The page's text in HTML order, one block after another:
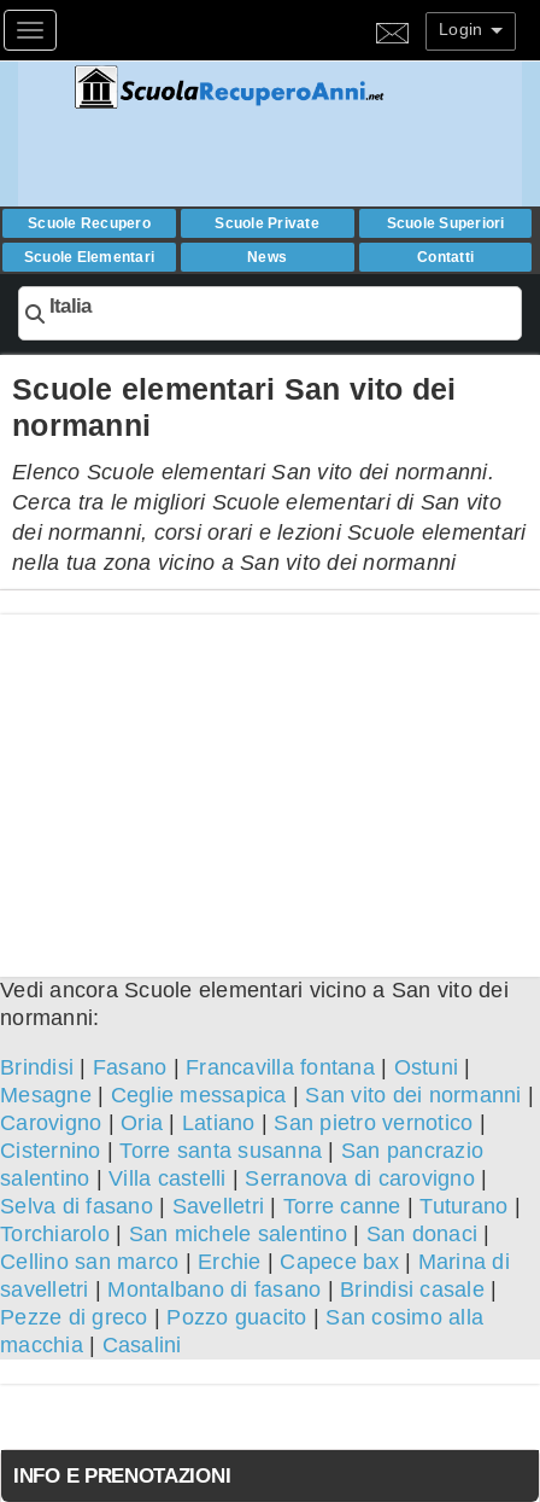
Toggle navigation Login
Scuole Recupero Scuole Private
Scuole Superiori
Scuole Elementari
News Contatti
Italia
Scuole elementari San vito dei
normanni
Elenco Scuole elementari San vito dei normanni.
Cerca tra le migliori Scuole elementari di San vito
dei normanni, corsi orari e lezioni Scuole elementari
nella tua zona vicino a San vito dei normanni
Vedi ancora Scuole elementari vicino a San vito dei
normanni:
Brindisi Fasano Francavilla fontana| Ostuni
Mesagne| Ceglie messapica San vito dei normanni
Carovigno
Oria Latiano San pietro vernotico
Cisternino |Torre santa susanna
San pancrazio
salentino
Villa castelli Serranova di carovigno|
Selva di fasano| Savelletri Torre canne |Tuturano
Torchiarolo| San michele salentino| San donaci
Cellino san marco
Erchie Capece bax| Marina di
savelletri
Montalbano di fasano Brindisi casale|
Pezze di greco
Pozzo guacito
San cosimo alla
macchia| Casalini
INFO E PRENOTAZIONI